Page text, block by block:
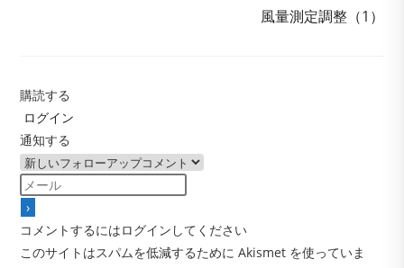
風量測定調整（1）
購読する
ログイン
通知する
コメントするにはログインしてください
このサイトはスパムを低減するために Akismet を使っていま